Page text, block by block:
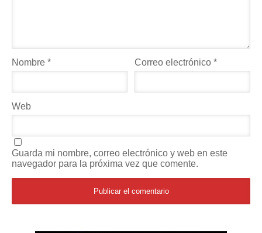
Nombre * Correo electrónico*
Web
Guarda mi nombre, correo electrónico y web en este
navegador para la próxima vez que comente.